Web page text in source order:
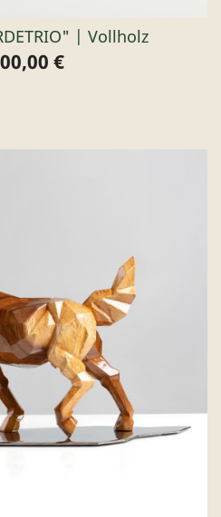
| Vollholz
€